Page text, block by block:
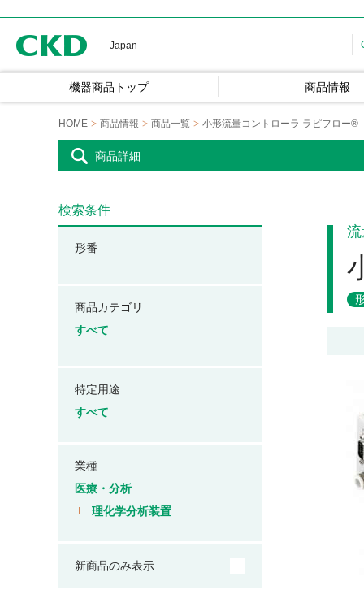
Japan
機器商品トップ 商品情報
HOME 商品情報 商品一覧 小形流量コントローラ ラピフロー®
商品詳細
検索条件
形番
商品カテゴリ
すべて
特定用途
すべて
業種
医療・分析
理化学分析装置
新商品のみ表示